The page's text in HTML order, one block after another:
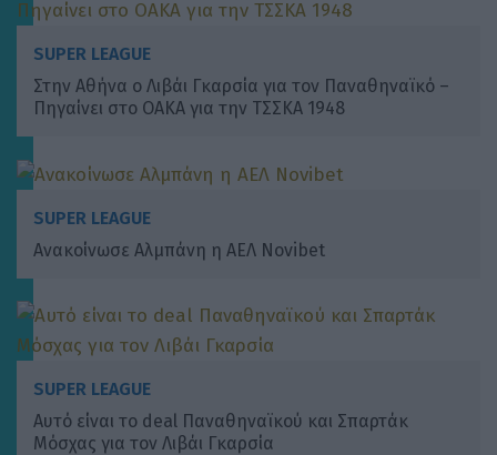
SUPER LEAGUE
Στην Αθήνα ο Λιβάι Γκαρσία για τον Παναθηναϊκό –
Πηγαίνει στο ΟΑΚΑ για την ΤΣΣΚΑ 1948
SUPER LEAGUE
Ανακοίνωσε Αλμπάνη η ΑΕΛ Novibet
SUPER LEAGUE
Αυτό είναι το deal Παναθηναϊκού και Σπαρτάκ
Μόσχας για τον Λιβάι Γκαρσία